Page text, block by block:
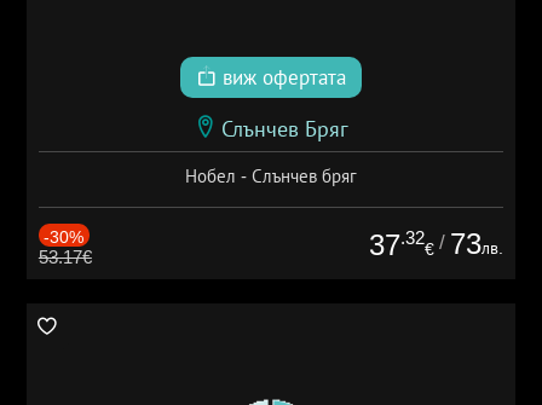
виж офертата
Слънчев Бряг
Нобел - Слънчев бряг
-30%
53.17€ 37.32
€ / 73лв.